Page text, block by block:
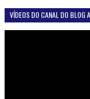
VÍDEOS DO CANAL DO BLOG